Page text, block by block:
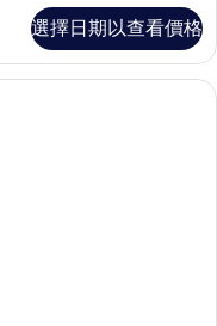
選擇日期以查看價格
吸煙房 (King bed) | 客房內保